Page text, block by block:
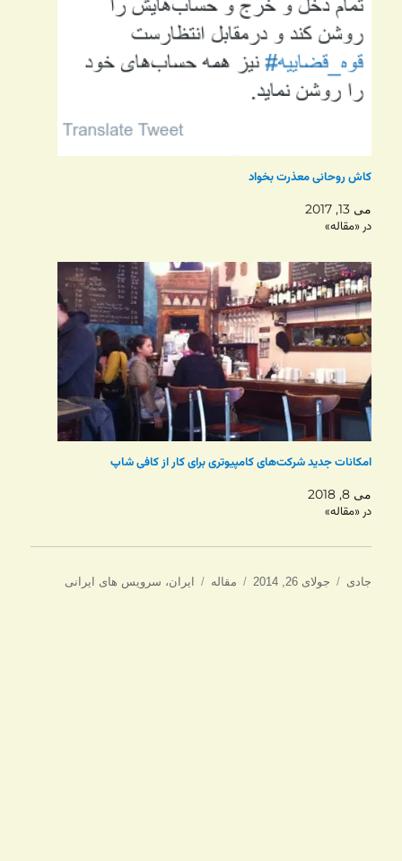
کاش روحانی معذرت بخواد
می 13, 2017
در «مقاله»
امکانات جدید شرکت‌های کامپیوتری برای کار از کافی شاپ
می 8, 2018
در «مقاله»
نویسنده
جادی
ارسال
جولای 26, 2014 دسته‌ها
مقاله برچسب‌ها
ایران، سرویس های ایرانی